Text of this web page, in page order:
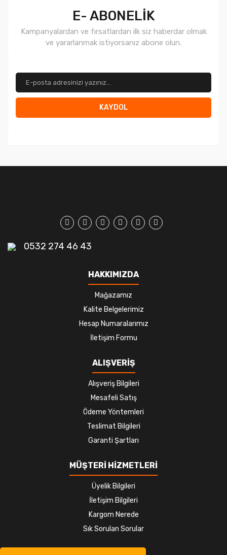
E- ABONELİK
Kampanyalardan ve fırsatlardan ilk siz haberdar olmak
ve yararlanmak istiyorsanız abone olun.
KAYDOL
0532 274 46 43
HAKKIMIZDA
Mağazamız
Kalite Belgelerimiz
Hesap Numaralarımız
İletişim Formu
ALIŞVERİŞ
Alışveriş Bilgileri
Mesafeli Satış
Ödeme Yöntemleri
Teslimat Bilgileri
Garanti Şartları
MÜŞTERİ HİZMETLERİ
Üyelik Bilgileri
İletişim Bilgileri
Kargom Nerede
Sık Sorulan Sorular